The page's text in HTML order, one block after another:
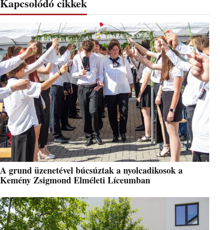
A grund üzenetével búcsúztak a nyolcadikosok a
Kemény Zsigmond Elméleti Líceumban